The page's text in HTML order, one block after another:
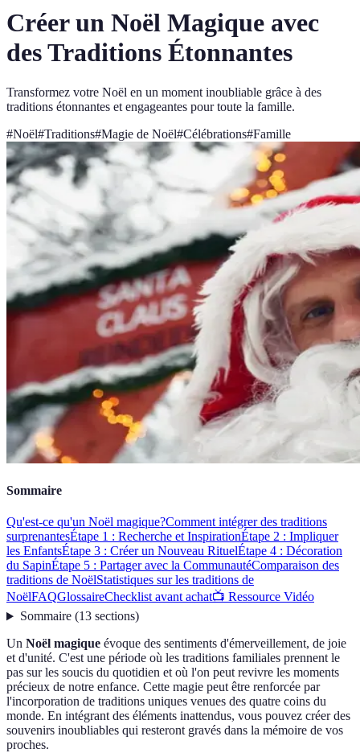
Créer un Noël Magique avec
des Traditions Étonnantes
Transformez votre Noël en un moment inoubliable grâce à des
traditions étonnantes et engageantes pour toute la famille.
#Noël#Traditions#Magie de Noël#Célébrations#Famille
Sommaire
Qu'est-ce qu'un Noël magique?Comment intégrer des traditions
surprenantesÉtape 1 : Recherche et InspirationÉtape 2 : Impliquer
les EnfantsÉtape 3 : Créer un Nouveau RituelÉtape 4 : Décoration
du SapinÉtape 5 : Partager avec la CommunautéComparaison des
traditions de NoëlStatistiques sur les traditions de
NoëlFAQGlossaireChecklist avant achat📺 Ressource Vidéo
Sommaire(13 sections)
Un Noël magique évoque des sentiments d'émerveillement, de joie
et d'unité. C'est une période où les traditions familiales prennent le
pas sur les soucis du quotidien et où l'on peut revivre les moments
précieux de notre enfance. Cette magie peut être renforcée par
l'incorporation de traditions uniques venues des quatre coins du
monde. En intégrant des éléments inattendus, vous pouvez créer des
souvenirs inoubliables qui resteront gravés dans la mémoire de vos
proches.